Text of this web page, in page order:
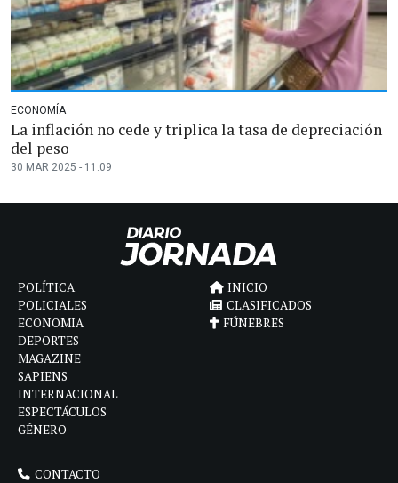
ECONOMÍA
La inflación no cede y triplica la tasa de depreciación
del peso
30 MAR 2025 - 11:09
POLÍTICA
POLICIALES
ECONOMIA
DEPORTES
MAGAZINE
SAPIENS
INTERNACIONAL
ESPECTÁCULOS
GÉNERO
INICIO
CLASIFICADOS
FÚNEBRES
CONTACTO